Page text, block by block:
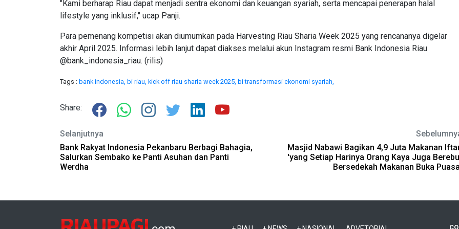
"Kami berharap Riau dapat menjadi sentra ekonomi dan keuangan syariah, serta mencapai penerapan halal
lifestyle yang inklusif," ucap Panji.
Para pemenang kompetisi akan diumumkan pada Harvesting Riau Sharia Week 2025 yang rencananya digelar
akhir April 2025. Informasi lebih lanjut dapat diakses melalui akun Instagram resmi Bank Indonesia Riau
@bank_indonesia_riau. (rilis)
Tags : bank indonesia, bi riau, kick off riau sharia week 2025, bi transformasi ekonomi syariah,
Share:
Selanjutnya
Bank Rakyat Indonesia Pekanbaru Berbagi Bahagia,
Salurkan Sembako ke Panti Asuhan dan Panti
Werdha
Masjid Nabawi Bagikan 4,9 Juta Makanan
'yang Setiap Harinya Orang Kaya Juga
Bersedekah Makanan Buka